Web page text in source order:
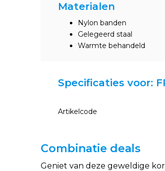
Materialen
Nylon banden
Gelegeerd staal
Warmte behandeld
Specificaties voor:
Artikelcode
Combinatie deals
Geniet van deze geweldige